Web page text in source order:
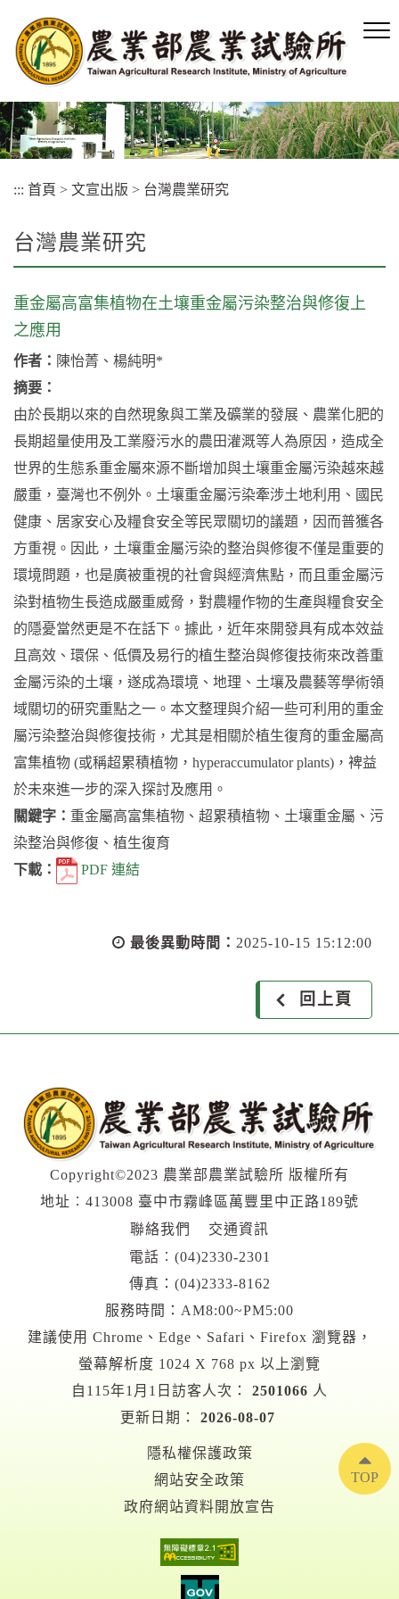
容
區
塊
::: 首頁 > 文宣出版 > 台灣農業研究
台灣農業研究
重金屬高富集植物在土壤重金屬污染整治與修復上
之應用
作者： 陳怡菁、楊純明*
摘要：
由於長期以來的自然現象與工業及礦業的發展、農業化肥的
長期超量使用及工業廢污水的農田灌溉等人為原因，造成全
世界的生態系重金屬來源不斷增加與土壤重金屬污染越來越
嚴重，臺灣也不例外。土壤重金屬污染牽涉土地利用、國民
健康、居家安心及糧食安全等民眾關切的議題，因而普獲各
方重視。因此，土壤重金屬污染的整治與修復不僅是重要的
環境問題，也是廣被重視的社會與經濟焦點，而且重金屬污
染對植物生長造成嚴重威脅，對農糧作物的生產與糧食安全
的隱憂當然更是不在話下。據此，近年來開發具有成本效益
且高效、環保、低價及易行的植生整治與修復技術來改善重
金屬污染的土壤，遂成為環境、地理、土壤及農藝等學術領
域關切的研究重點之一。本文整理與介紹一些可利用的重金
屬污染整治與修復技術，尤其是相關於植生復育的重金屬高
富集植物 (或稱超累積植物，hyperaccumulator plants)，裨益
於未來進一步的深入探討及應用。
關鍵字： 重金屬高富集植物、超累積植物、土壤重金屬、污
染整治與修復、植生復育
下載：
PDF 連結
最後異動時間： 2025-10-15 15:12:00
回上頁
Copyright©2023 農業部農業試驗所 版權所有
地址︰413008 臺中市霧峰區萬豐里中正路189號
聯絡我們
交通資訊
電話︰ (04)2330-2301
傳真：(04)2333-8162
服務時間：AM8:00~PM5:00
建議使用 Chrome、Edge、Safari、Firefox 瀏覽器，
螢幕解析度 1024 X 768 px 以上瀏覽
自115年1月1日訪客人次：
2501066 人
更新日期：
2026-08-07
隱私權保護政策
網站安全政策
政府網站資料開放宣告
TOP